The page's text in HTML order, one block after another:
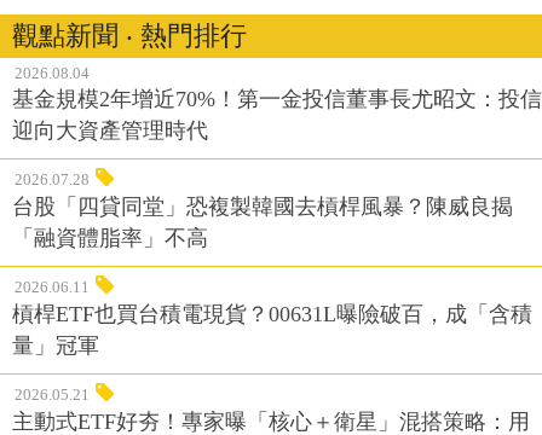
觀點新聞 ‧ 熱門排行
2026.08.04
基金規模2年增近70%！第一金投信董事長尤昭文：投信
迎向大資產管理時代
2026.07.28
台股「四貸同堂」恐複製韓國去槓桿風暴？陳威良揭
「融資體脂率」不高
2026.06.11
槓桿ETF也買台積電現貨？00631L曝險破百，成「含積
量」冠軍
2026.05.21
主動式ETF好夯！專家曝「核心＋衛星」混搭策略：用